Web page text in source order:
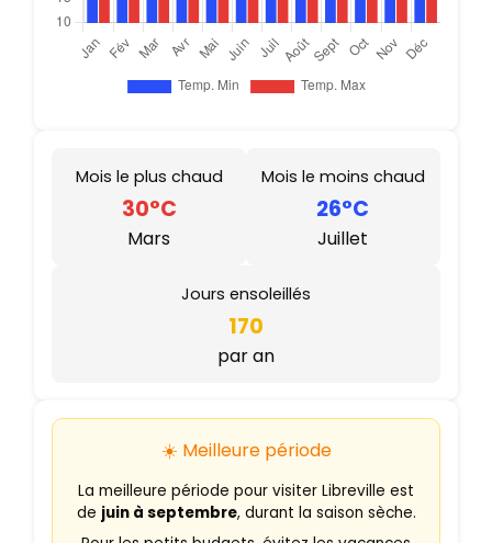
Mois le plus chaud
30°C
Mars
Mois le moins chaud
26°C
Juillet
Jours ensoleillés
170
par an
☀️ Meilleure période
La meilleure période pour visiter Libreville est
de juin à septembre, durant la saison sèche.